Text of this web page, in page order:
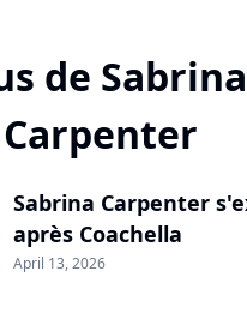
de Sabrina
Carpenter
Sabrina Carpenter
après Coachella
April 13, 2026